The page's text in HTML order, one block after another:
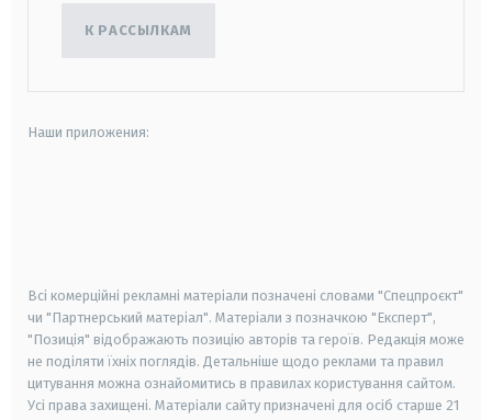
К РАССЫЛКАМ
Наши приложения:
Всі комерційні рекламні матеріали позначені словами "Спецпроєкт"
чи "Партнерський матеріал". Матеріали з позначкою "Експерт",
"Позиція" відображають позицію авторів та героїв. Редакція може
не поділяти їхніх поглядів. Детальніше щодо реклами та правил
цитування можна ознайомитись в правилах користування сайтом.
Усі права захищені. Матеріали сайту призначені для осіб старше 21